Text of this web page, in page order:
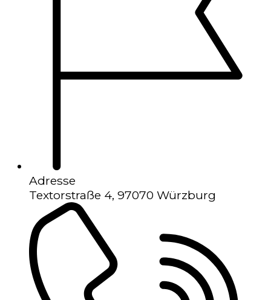
Adresse
Textorstraße 4, 97070 Würzburg